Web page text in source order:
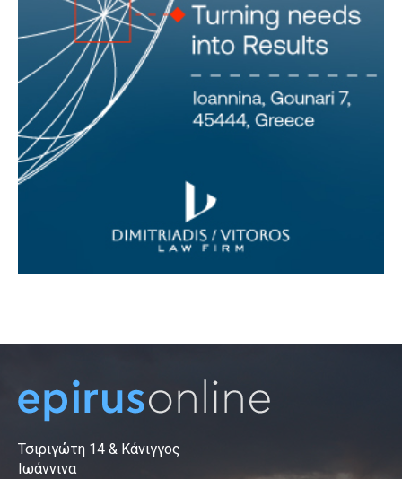
Τσιριγώτη 14 & Κάνιγγος
Ιωάννινα